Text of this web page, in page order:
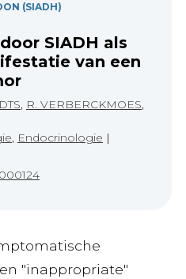
(SIADH)
SIADH als
van een
, R. VERBERCKMOES,
, Endocrinologie |
"inappropriate"